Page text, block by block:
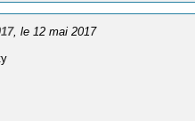
, le 12 mai 2017